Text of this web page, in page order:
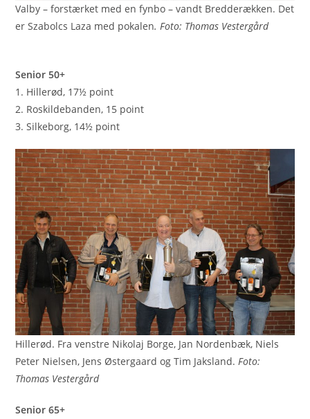
Valby – forstærket med en fynbo – vandt Bredderækken. Det
er Szabolcs Laza med pokalen. Foto: Thomas Vestergård
Senior 50+
1. Hillerød, 17½ point
2. Roskildebanden, 15 point
3. Silkeborg, 14½ point
Hillerød. Fra venstre Nikolaj Borge, Jan Nordenbæk, Niels
Peter Nielsen, Jens Østergaard og Tim Jaksland. Foto:
Thomas Vestergård
Senior 65+